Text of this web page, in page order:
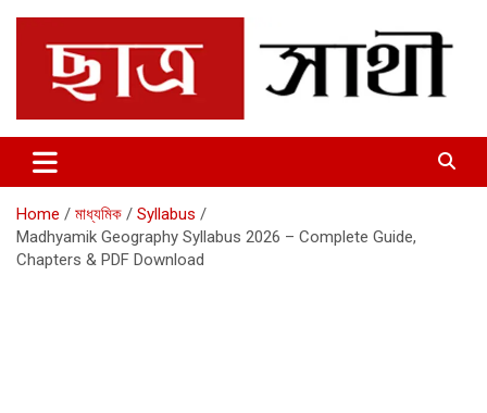
content
Chhatrosathi
Home মাধ্যমিক
Syllabus
Madhyamik Geography Syllabus 2026 – Complete Guide,
Chapters & PDF Download